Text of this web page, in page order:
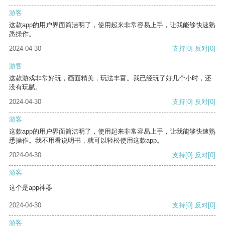
游客
这款app的用户界面简洁明了，使用起来非常容易上手，让我能够快速熟
悉操作。
2024-04-30
支持[0] 反对[0]
游客
这款游戏非常好玩，画面精美，玩法丰富。我已经玩了好几个小时，还
没有玩腻。
2024-04-30
支持[0] 反对[0]
游客
这款app的用户界面简洁明了，使用起来非常容易上手，让我能够快速熟
悉操作。我不用看说明书，就可以轻松使用这款app。
2024-04-30
支持[0] 反对[0]
游客
这个是app神器
2024-04-30 支持[0] 反对[0]
游客